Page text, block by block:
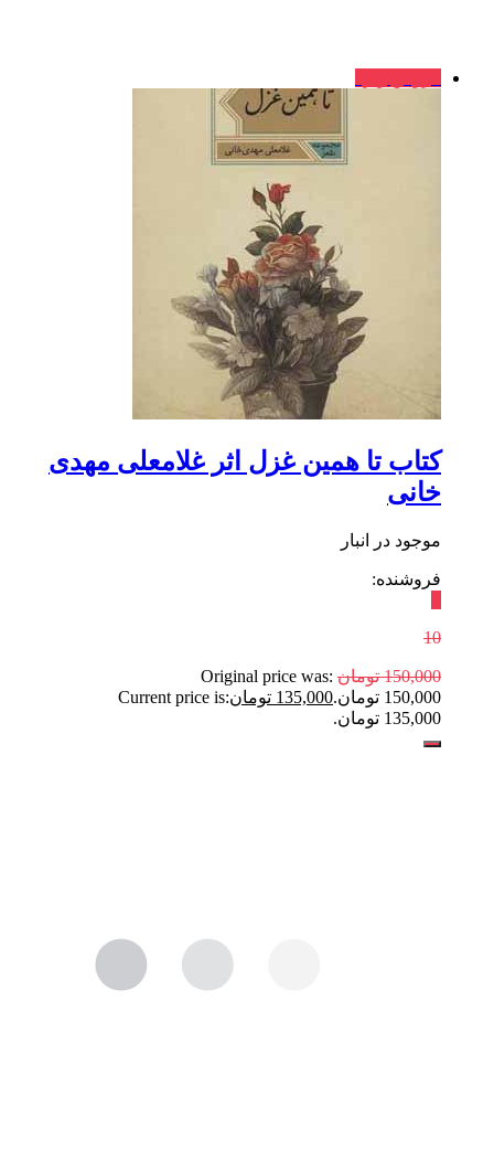
کتاب تا همین غزل اثر غلامعلی مهدی
خانی
موجود در انبار
فروشنده:
10
150,000 تومان Original price was:
150,000 تومان.
135,000 تومانCurrent price is:
135,000 تومان.